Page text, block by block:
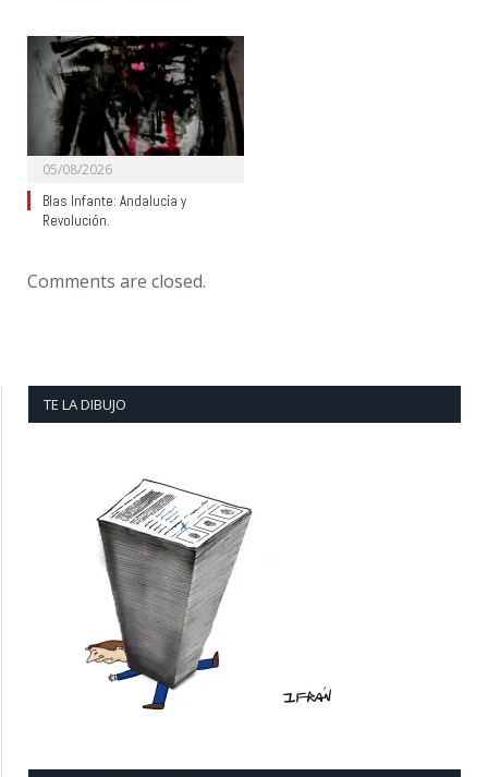
05/08/2026
Blas Infante: Andalucía y
Revolución.
Comments are closed.
TE LA DIBUJO